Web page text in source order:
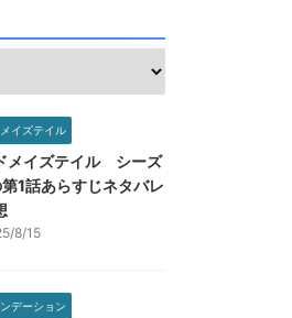
イズテイル
メイズテイル シーズ
1話あらすじネタバレ
8/15
デーション